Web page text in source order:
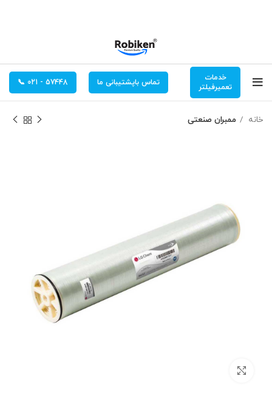
خدمات
تعمیرفیلتر
تماس باپشتیبانی ما 57448 - 021 📞
خانه ممبران صنعتی